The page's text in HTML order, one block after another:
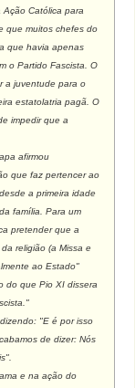
Católica para
que muitos chefes do
que havia apenas
o Partido Fascista. O
a juventude para o
estatolatria pagã. O
impedir que a
afirmou
que faz pertencer ao
a primeira idade
família. Para um
pretender que a
religião (a Missa e
ao Estado"
do que Pio XI dissera
"E é por isso
de dizer: Nós
e na ação do